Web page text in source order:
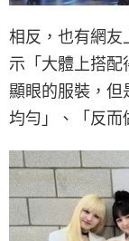
相反，也有網友
示「大體上搭配
顯眼的服裝，但
均勻」、「反而